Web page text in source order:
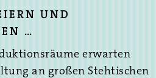
UND
…
erwarten
an großen Stehtischen